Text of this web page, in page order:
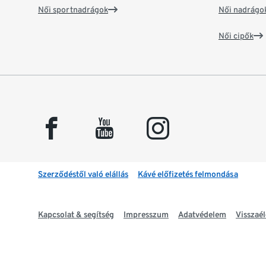
Női sportnadrágok Női
Női cipők
facebook youtube instagram
Szerződéstől való elállás Kávé előfizetés felmondása
Kapcsolat & segítség Impresszum Adatvédelem